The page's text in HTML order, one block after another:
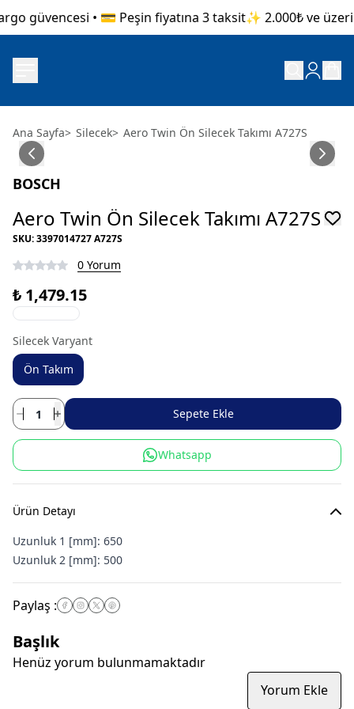
güvencesi • 💳 Peşin fiyatına 3 taksit✨ 2.000₺ ve üzeri
Ana Sayfa> Silecek> Aero Twin Ön Silecek Takımı A727S
BOSCH
Aero Twin Ön Silecek Takımı A727S
SKU:3397014727 A727S
0 Yorum
₺ 1,479.15
Silecek Varyant
Ön Takım
Sepete Ekle
Whatsapp
Ürün Detayı
Uzunluk 1 [mm]: 650
Uzunluk 2 [mm]: 500
Paylaş :
Başlık
Henüz yorum bulunmamaktadır
Yorum Ekle